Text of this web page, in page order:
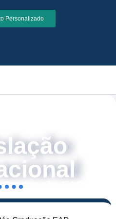
Personalizado
EAD